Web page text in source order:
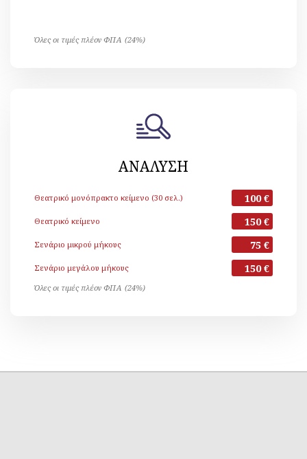
Όλες οι τιμές πλέον ΦΠΑ (24%)
ΑΝΑΛΥΣΗ
Θεατρικό μονόπρακτο κείμενο (30 σελ.) 100 €
Θεατρικό κείμενο 150 €
Σενάριο μικρού μήκους 75 €
Σενάριο μεγάλου μήκους 150 €
Όλες οι τιμές πλέον ΦΠΑ (24%)